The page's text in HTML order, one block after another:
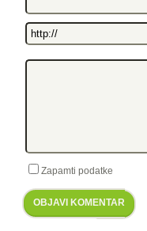
Zapamti podatke
OBJAVI KOMENTAR